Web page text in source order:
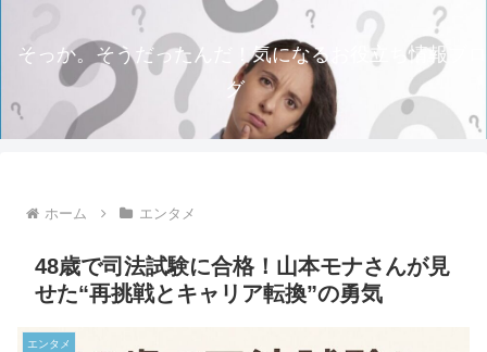
そっか。そうだったんだ！気になるお役立ち情報ブロ
グ
ホーム エンタメ
48歳で司法試験に合格！山本モナさんが見
せた“再挑戦とキャリア転換”の勇気
エンタメ